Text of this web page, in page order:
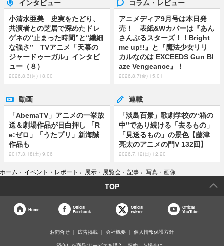
インタビュー
小清水亜美 史実をたどり、
共演者との芝居で深めたドレ
ゲネの“止まった時間”と“繊細
な強さ” TVアニメ「天幕の
ジャードゥーガル」インタビ
ュー（８）
2026.8.3(月) 18:00
コラム・レビュー
アニメディア9月号は本日発
売！ 表紙&Wカバーは『あん
さんぶるスターズ！！Bright
me up!!』と『魔法少女リリ
カルなのは EXCEEDS Gun Bl
aze Vengeance』！
2026.8.7(金) 15:01
動画
「AbemaTV」アニメの一挙放
送＆劇場作品が目白押し 「R
e:ゼロ」「うたプリ」新海誠
作品も
2017.3.18(土) 9:06
連載
「淡島百景」歌劇学校の“箱の
中”であり続ける「去るもの」
「見送るもの」の景色【藤津
亮太のアニメの門V 132回】
2026.7.12(日) 12:20
ホーム › イベント・レポート › 展示・展覧会 › 記事 › 写真・画像
TOP
Home
Official
Facebook
Official
twitter
Official
YouTube
お問合せ 広告掲載 会社概要 個人情報保護方針